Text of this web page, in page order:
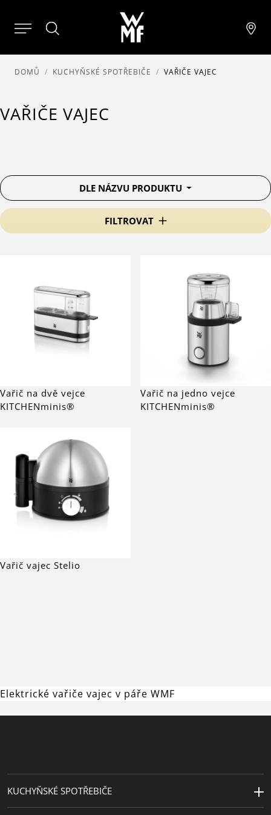
DOMŮ KUCHYŇSKÉ SPOTŘEBIČE VAŘIČE VAJEC
VAŘIČE VAJEC
FILTROVAT
DLE NÁZVU PRODUKTU
Vařič na dvě vejce
KITCHENminis®
Vařič na jedno vejce
KITCHENminis®
Vařič vajec Stelio
Elektrické vařiče vajec v páře WMF
KUCHYŇSKÉ SPOTŘEBIČE